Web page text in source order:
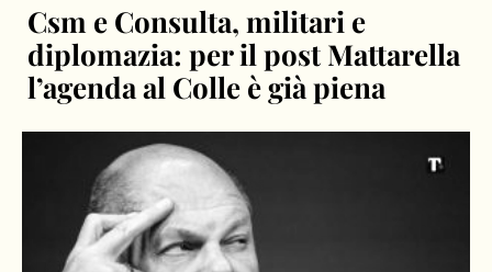
Csm e Consulta, militari e
diplomazia: per il post Mattarella
l’agenda al Colle è già piena